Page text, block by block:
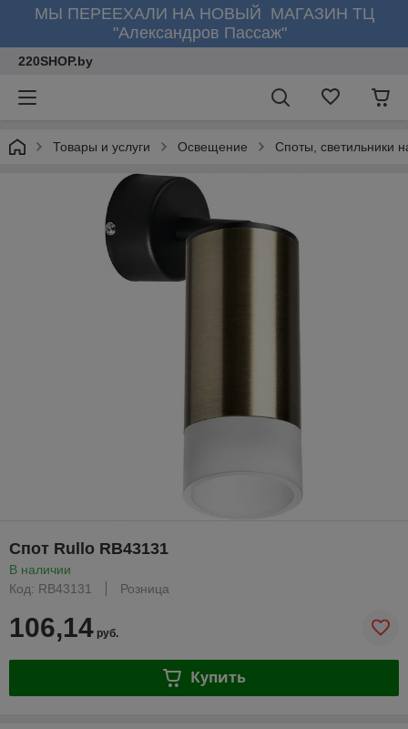
МЫ ПЕРЕЕХАЛИ НА НОВЫЙ МАГАЗИН ТЦ
"Александров Пассаж"
220SHOP.by
Товары и услуги Освещение Споты, светильники
Спот Rullo RB43131
В наличии
Код: RB43131
Розница
106,14 руб.
Купить